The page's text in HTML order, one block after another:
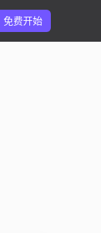
免费开始